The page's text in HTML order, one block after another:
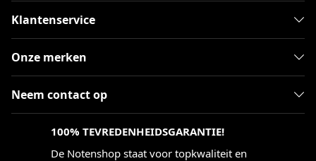
Klantenservice
Onze merken
Neem contact op
100% TEVREDENHEIDSGARANTIE!
De Notenshop staat voor topkwaliteit en